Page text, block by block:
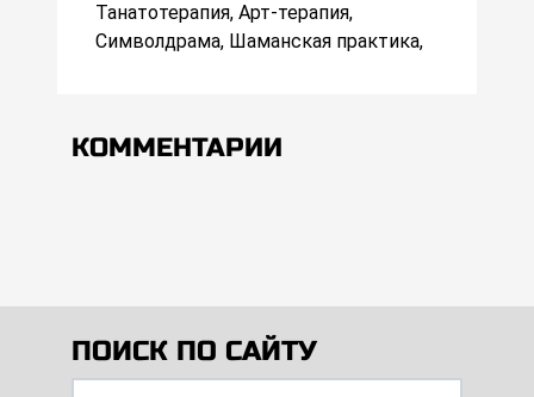
Танатотерапия, Арт-терапия,
Символдрама, Шаманская практика,
КОММЕНТАРИИ
ПОИСК ПО САЙТУ